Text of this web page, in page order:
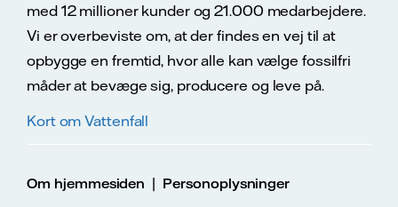
med 12 millioner kunder og 21.000 medarbejdere.
Vi er overbeviste om, at der findes en vej til at
opbygge en fremtid, hvor alle kan vælge fossilfri
måder at bevæge sig, producere og leve på.
Kort om Vattenfall
Om hjemmesiden | Personoplysninger